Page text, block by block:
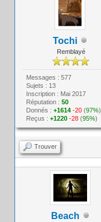
Tochi
Remblayé
Messages : 577
Sujets : 13
Inscription : Mai 2017
Réputation : 50
Donnés : +1614 -20(97%)
Reçus : +1220 -28(95%)
Trouver
Beach